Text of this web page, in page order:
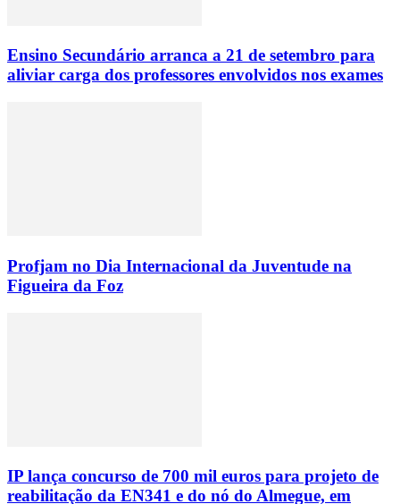
Ensino Secundário arranca a 21 de setembro para
aliviar carga dos professores envolvidos nos exames
Profjam no Dia Internacional da Juventude na
Figueira da Foz
IP lança concurso de 700 mil euros para projeto de
reabilitação da EN341 e do nó do Almegue, em